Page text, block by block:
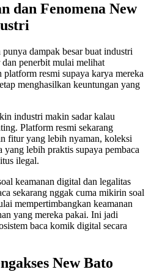
dan Fenomena New
dampak besar buat industri
penerbit mulai melihat
platform resmi supaya karya mereka
menghasilkan keuntungan yang
industri makin sadar kalau
Platform resmi sekarang
fitur yang lebih nyaman, koleksi
yang lebih praktis supaya pembaca
ilegal.
keamanan digital dan legalitas
sekarang nggak cuma mikirin soal
mempertimbangkan keamanan
yang mereka pakai. Ini jadi
baca komik digital secara
New Bato